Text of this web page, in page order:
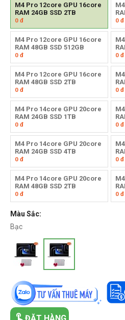
M4 Pro 12core GPU 16core
RAM 24GB SSD 2TB
0 đ 0đ
M4 Pro 12core GPU 16core
RAM 48GB SSD 512GB
0 đ 0đ
M4 Pro 12core GPU 16core
RAM 48GB SSD 2TB
0 đ 0đ
M4 Pro 14core GPU 20core
RAM 24GB SSD 1TB
0 đ 0đ
M4 Pro 14core GPU 20core
RAM 24GB SSD 4TB
0 đ 0đ
M4 Pro 14core GPU 20core
RAM 48GB SSD 2TB
0 đ 0đ
Màu Sắc:
Bạc